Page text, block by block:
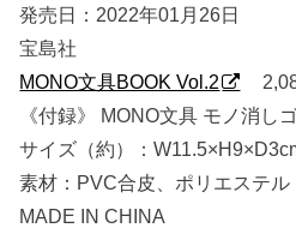
発売日：2022年01月26日
宝島社
MONO文具BOOK Vol.2
《付録》 MONO文具 モノ消し
サイズ（約）：
素材：PVC合皮、ポリエステル
MADE IN CHINA